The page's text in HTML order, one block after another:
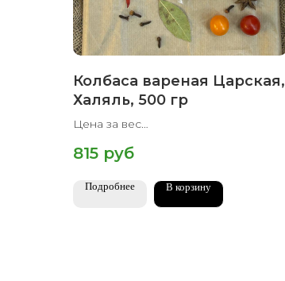
Колбаса вареная Царская,
Халяль, 500 гр
Цена за вес
815 руб
Подробнее В корзину